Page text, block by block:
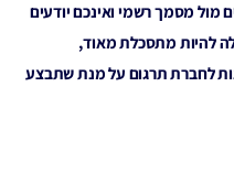
מסמך רשמי ואינכם יודעים
להיות מתסכלת מאוד,
לחברת תרגום על מנת שתבצע